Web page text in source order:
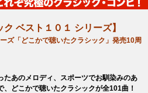
ベスト１０１ シリーズ】
ズ「どこかで聴いたクラシック」発売10周
たあのメロディ、スポーツでお馴染みのあ
どこかで聴いたクラシックが全101曲！